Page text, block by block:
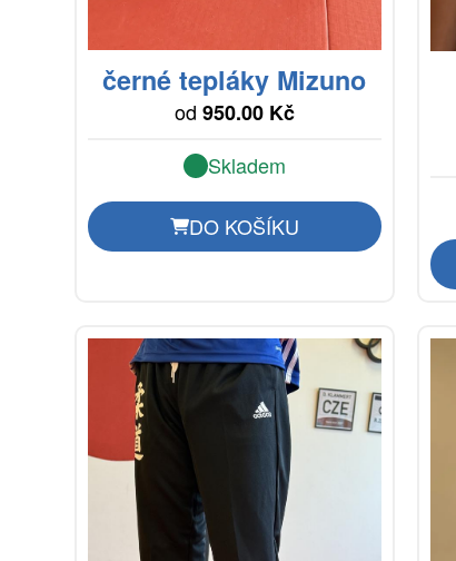
černé tepláky Mizuno
od 950.00 Kč
Skladem
DO KOŠÍKU